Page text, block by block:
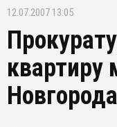
12.07.2007 13:05
квартиру
Новгорода